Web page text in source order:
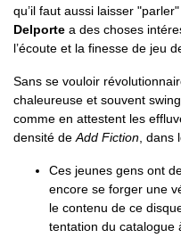
qu’il faut aussi laisser
Delporte a des choses
l’écoute et la finesse de jeu
Sans se vouloir
chaleureuse et souvent
comme en attestent les
densité de Add Fiction , dans
Ces jeunes gens ont
encore se forger une
le contenu de ce
tentation du catalogue